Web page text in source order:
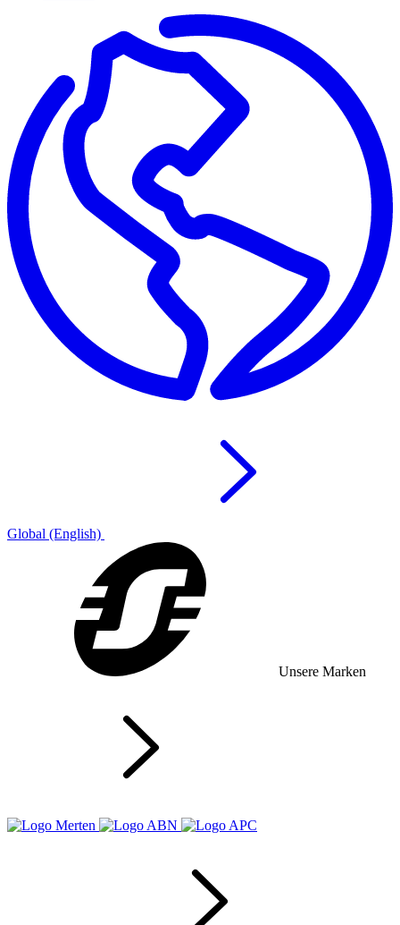
Global (English)
Unsere Marken